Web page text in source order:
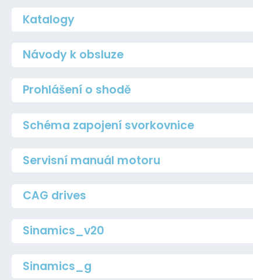
Katalogy
Návody k obsluze
Prohlášení o shodě
Schéma zapojení svorkovnice
Servisní manuál motoru
CAG drives
Sinamics_v20
Sinamics_g